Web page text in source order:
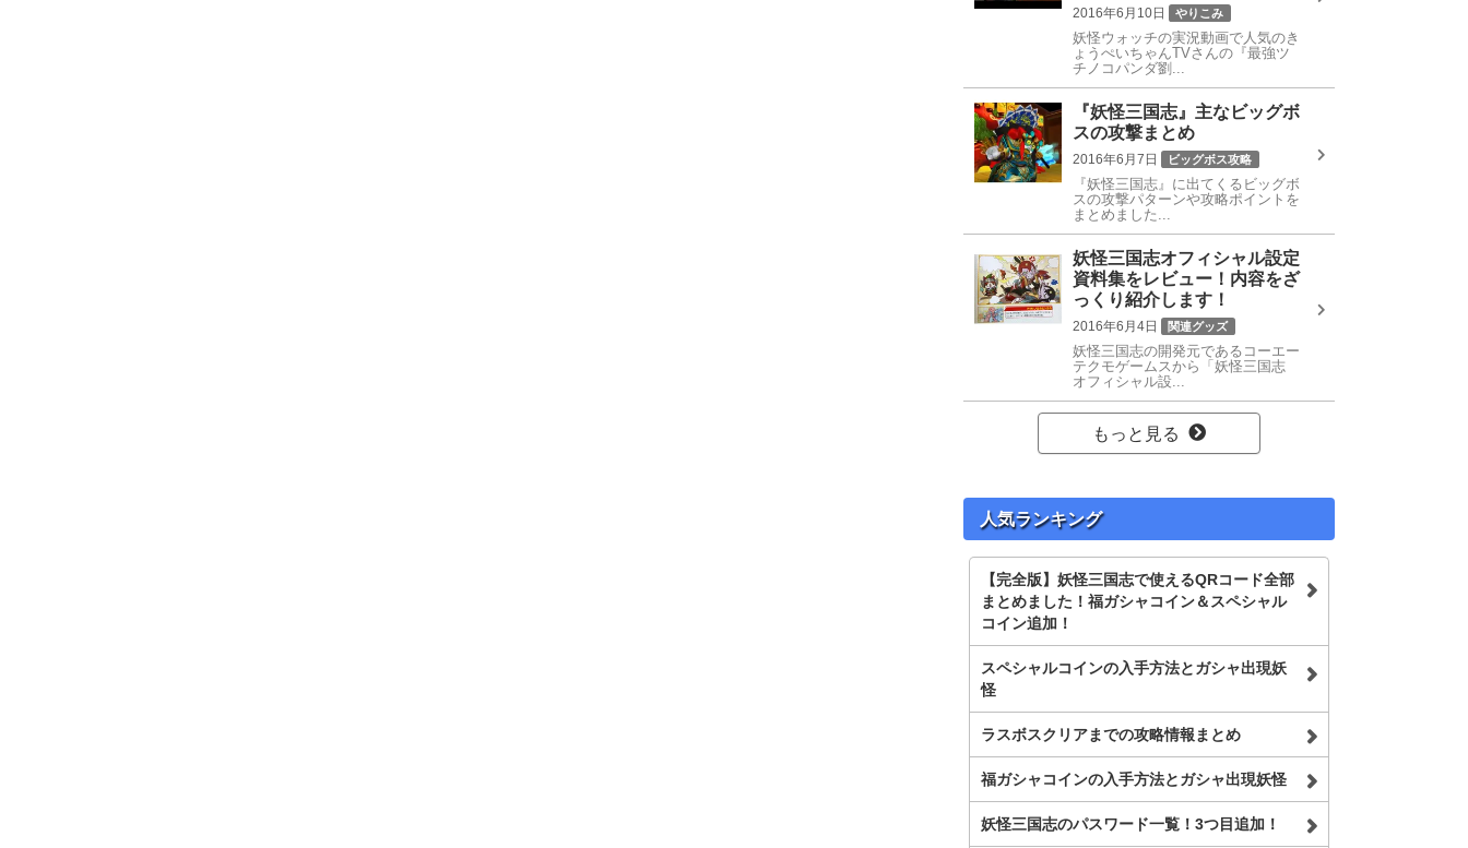
2016年6月10日
やりこみ
ビッグボス攻略
攻略情報
ツチノコパンダ劉禅
ビッグボス
日ノ神
妖怪ウォッチの実況動画で人気のき
ょうぺいちゃんTVさんの『最強ツ
チノコパンダ劉...
『妖怪三国志』主なビッグボ
スの攻撃まとめ
2016年6月7日
ビッグボス攻略
攻略情報
Gババーン黄月英
どんどろ李儒
カブキロイド司馬炎
ソルカ
ノルカ
ノルカソルカ
ビッグボス
プリズンブレイカー曹彰
レッドJ劉備
大魔王シブ
日ノ神
赤鬼呂布
魔王コイ
『妖怪三国志』に出てくるビッグボ
スの攻撃パターンや攻略ポイントを
まとめました...
妖怪三国志オフィシャル設定
資料集をレビュー！内容をざ
っくり紹介します！
2016年6月4日
関連グッズ
設定資料集
妖怪三国志の開発元であるコーエー
テクモゲームスから「妖怪三国志
オフィシャル設...
もっと見る
人気ランキング
【完全版】妖怪三国志で使えるQRコード全部
まとめました！福ガシャコイン＆スペシャル
コイン追加！
スペシャルコインの入手方法とガシャ出現妖
怪
ラスボスクリアまでの攻略情報まとめ
福ガシャコインの入手方法とガシャ出現妖怪
妖怪三国志のパスワード一覧！3つ目追加！